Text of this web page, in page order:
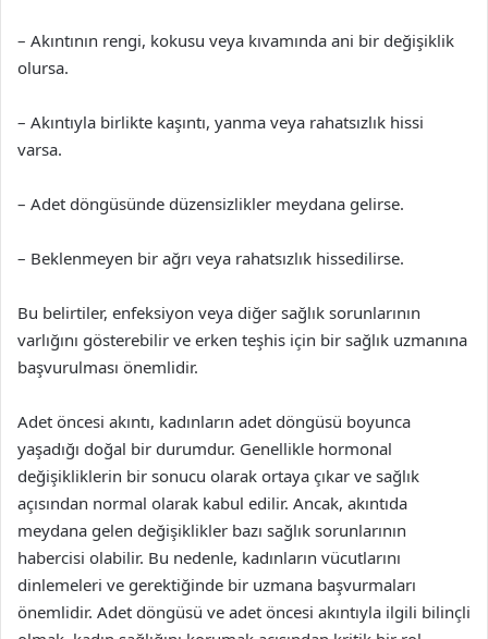
– Akıntının rengi, kokusu veya kıvamında ani bir değişiklik
olursa.
– Akıntıyla birlikte kaşıntı, yanma veya rahatsızlık hissi
varsa.
– Adet döngüsünde düzensizlikler meydana gelirse.
– Beklenmeyen bir ağrı veya rahatsızlık hissedilirse.
Bu belirtiler, enfeksiyon veya diğer sağlık sorunlarının
varlığını gösterebilir ve erken teşhis için bir sağlık uzmanına
başvurulması önemlidir.
Adet öncesi akıntı, kadınların adet döngüsü boyunca
yaşadığı doğal bir durumdur. Genellikle hormonal
değişikliklerin bir sonucu olarak ortaya çıkar ve sağlık
açısından normal olarak kabul edilir. Ancak, akıntıda
meydana gelen değişiklikler bazı sağlık sorunlarının
habercisi olabilir. Bu nedenle, kadınların vücutlarını
dinlemeleri ve gerektiğinde bir uzmana başvurmaları
önemlidir. Adet döngüsü ve adet öncesi akıntıyla ilgili bilinçli